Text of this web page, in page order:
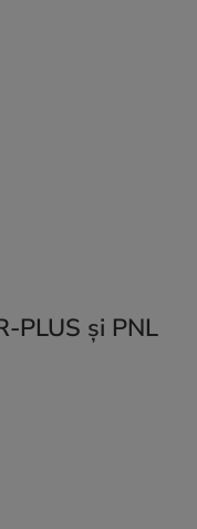
PLUS și PNL